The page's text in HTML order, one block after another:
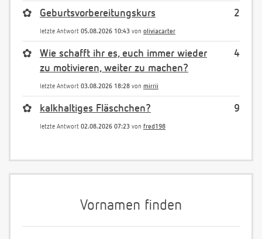
2
✿ Geburtsvorbereitungskurs
letzte Antwort 05.08.2026 10:43 von oliviacarter
4
✿
Wie schafft ihr es, euch immer wieder
zu motivieren, weiter zu machen?
letzte Antwort 03.08.2026 18:28 von mirrii
9
✿ kalkhaltiges Fläschchen?
letzte Antwort 02.08.2026 07:23 von fred198
Vornamen finden